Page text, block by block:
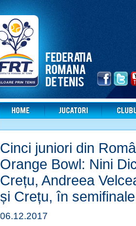
Cinci juniori din
Orange Bowl: Nini
Crețu, Andreea
și Crețu, în
06.12.2017